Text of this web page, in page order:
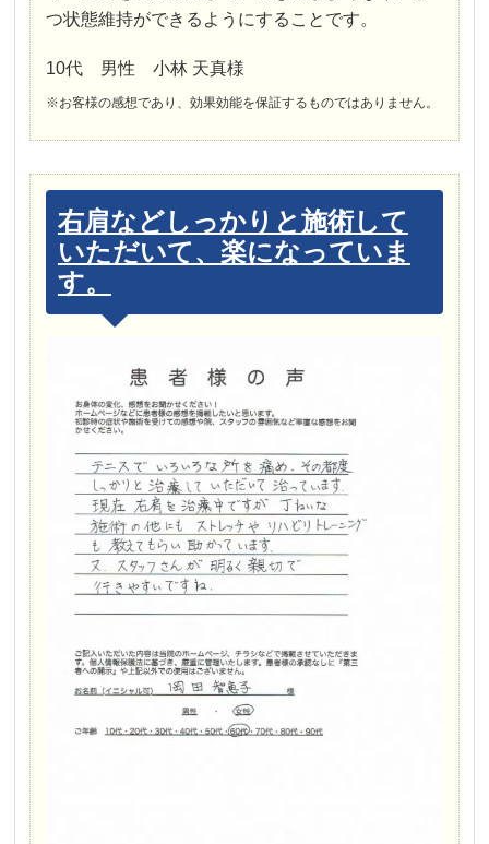
つ状態維持ができるようにすることです。
10代 男性 小林 天真様
※お客様の感想であり、効果効能を保証するものではありません。
右肩などしっかりと施術して
いただいて、楽になっていま
す。